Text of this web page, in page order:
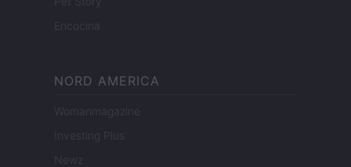
Encocina
NORD AMERICA
Womanmagazine
Investing Plus
Newz